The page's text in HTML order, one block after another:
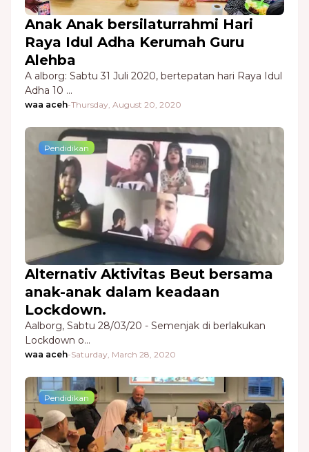
Anak Anak bersilaturrahmi Hari
Raya Idul Adha Kerumah Guru
Alehba
A alborg: Sabtu 31 Juli 2020, bertepatan hari Raya Idul
Adha 10 …
waa aceh-Thursday, August 20, 2020
Pendidikan
Alternativ Aktivitas Beut bersama
anak-anak dalam keadaan
Lockdown.
Aalborg, Sabtu 28/03/20 - Semenjak di berlakukan
Lockdown o…
waa aceh-Saturday, March 28, 2020
Pendidikan